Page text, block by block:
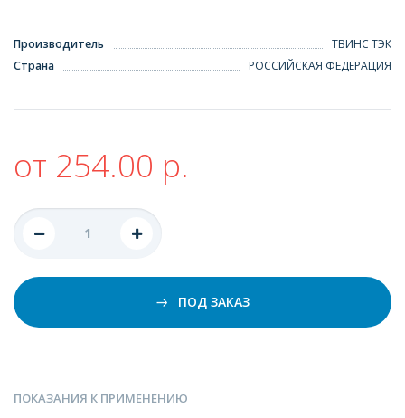
Производитель
ТВИНС ТЭК
Страна
РОССИЙСКАЯ ФЕДЕРАЦИЯ
от 254.00 р.
ПОД ЗАКАЗ
ПОКАЗАНИЯ К ПРИМЕНЕНИЮ